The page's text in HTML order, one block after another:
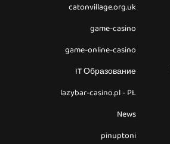
catonvillage.org.uk
game-casino
game-online-casino
IT Образование
lazybar-casino.pl - PL
News
pinuptoni